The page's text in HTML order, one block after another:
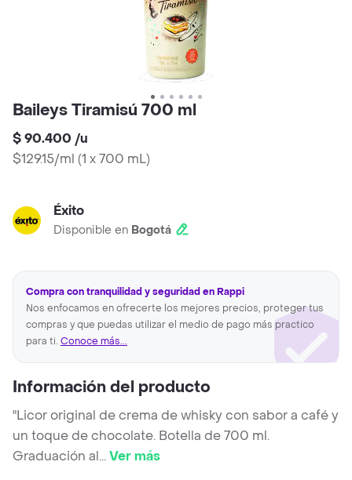
Baileys Tiramisú 700 ml
$ 90.400 /u
$129.15/ml (1 x 700 mL)
Éxito
Disponible en Bogotá
Compra con tranquilidad y seguridad en Rappi
Nos enfocamos en ofrecerte los mejores precios, proteger tus
compras y que puedas utilizar el medio de pago más practico
para ti. Conoce más...
Información del producto
"Licor original de crema de whisky con sabor a café y
un toque de chocolate. Botella de 700 ml.
Graduación al...Ver más